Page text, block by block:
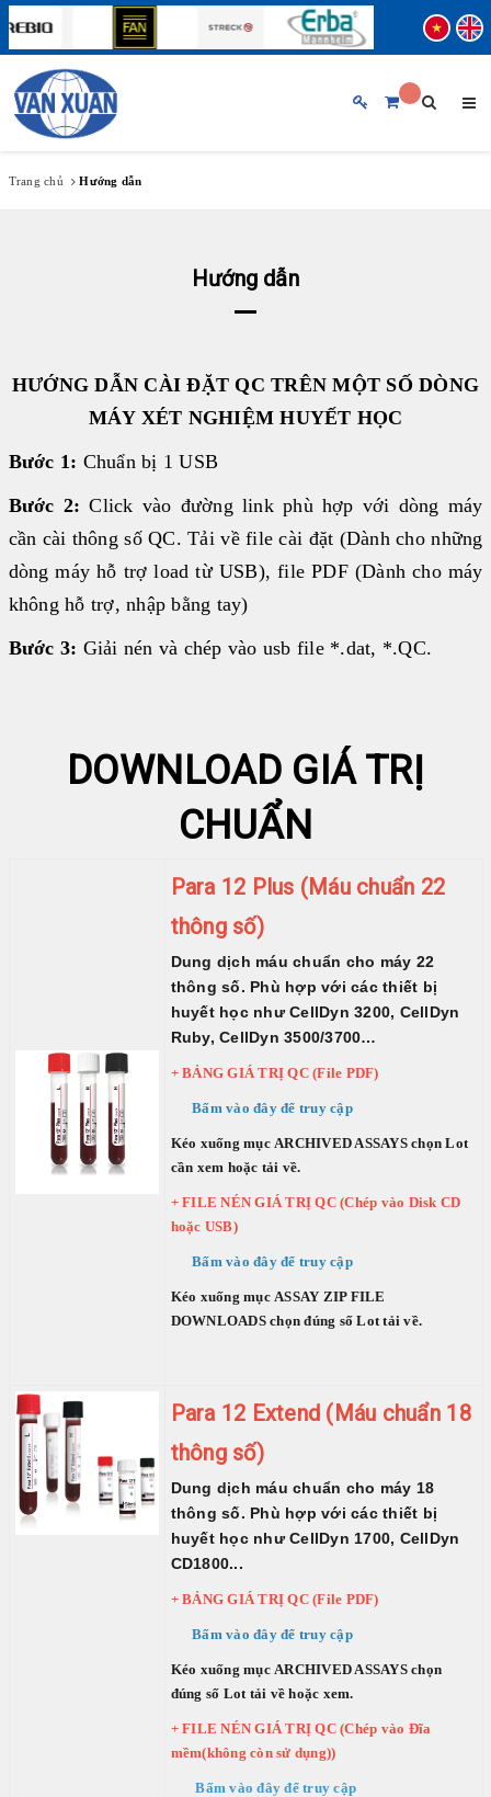
TRANG CHỦ
♦ BECKMAN COULTER
♦ STRECK
♦ SIFIN
♦ SFRI
♦ DIAPRO
♦ FAN
♦ ARKRAY
HUYẾT HỌC
HÓA CHẤT
TEST NHANH
BECKMAN COULTER
FUJIREBIO
FAN
ERBALACHEMA
|
|
DIAPRO
|
TUYỂN DỤNG
Trang chủ Hướng dẫn
Hướng dẫn
HƯỚNG DẪN CÀI ĐẶT QC TRÊN MỘT SỐ DÒNG
MÁY XÉT NGHIỆM HUYẾT HỌC
Bước 1: Chuẩn bị 1 USB
Bước 2: Click vào đường link phù hợp với dòng máy
cần cài thông số QC. Tải về file cài đặt (Dành cho những
dòng máy hỗ trợ load từ USB), file PDF (Dành cho máy
không hỗ trợ, nhập bằng tay)
Bước 3: Giải nén và chép vào usb file *.dat, *.QC.
DOWNLOAD GIÁ TRỊ
CHUẨN
Para 12 Plus (Máu chuẩn 22
thông số)
Dung dịch máu chuẩn cho máy 22
thông số. Phù hợp với các thiết bị
huyết học như CellDyn 3200, CellDyn
Ruby, CellDyn 3500/3700…
+ BẢNG GIÁ TRỊ QC (File PDF)
Bấm vào đây để truy cập
Kéo xuống mục ARCHIVED ASSAYS chọn Lot
cần xem hoặc tải về.
+ FILE NÉN GIÁ TRỊ QC (Chép vào Disk CD
hoặc USB)
Bấm vào đây để truy cập
Kéo xuống mục ASSAY ZIP FILE
DOWNLOADS chọn đúng số Lot tải về.
Para 12 Extend (Máu chuẩn 18
thông số)
Dung dịch máu chuẩn cho máy 18
thông số. Phù hợp với các thiết bị
huyết học như CellDyn 1700, CellDyn
CD1800...
+ BẢNG GIÁ TRỊ QC (File PDF)
Bấm vào đây để truy cập
Kéo xuống mục ARCHIVED ASSAYS chọn
đúng số Lot tải về hoặc xem.
+ FILE NÉN GIÁ TRỊ QC (Chép vào Đĩa
mềm(không còn sử dụng))
Bấm vào đây để truy cập